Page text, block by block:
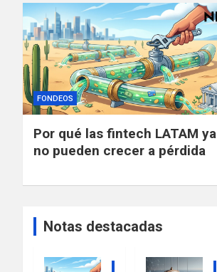
FONDEOS
Por qué las fintech LATAM ya
no pueden crecer a pérdida
Notas destacadas
FONDEOS